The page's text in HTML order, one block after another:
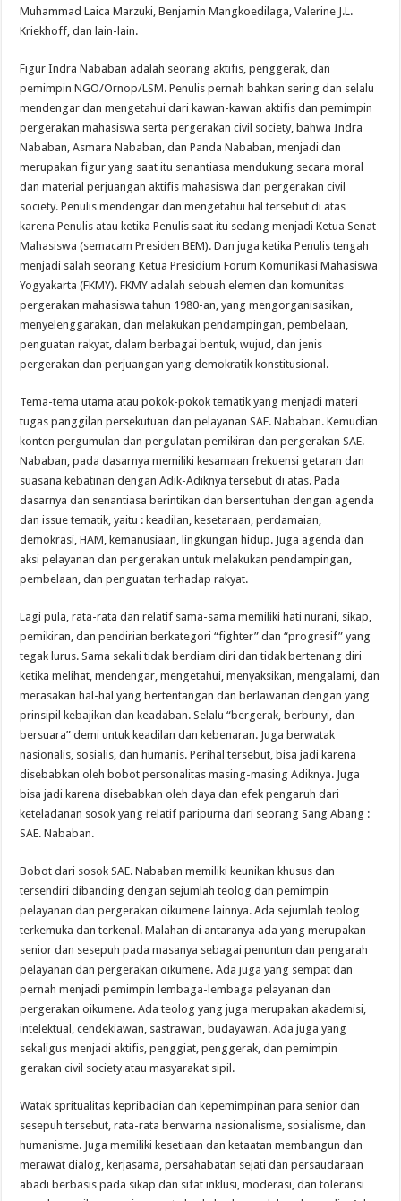
Muhammad Laica Marzuki, Benjamin Mangkoedilaga, Valerine J.L.
Kriekhoff, dan lain-lain.
Figur Indra Nababan adalah seorang aktifis, penggerak, dan
pemimpin NGO/Ornop/LSM. Penulis pernah bahkan sering dan selalu
mendengar dan mengetahui dari kawan-kawan aktifis dan pemimpin
pergerakan mahasiswa serta pergerakan civil society, bahwa Indra
Nababan, Asmara Nababan, dan Panda Nababan, menjadi dan
merupakan figur yang saat itu senantiasa mendukung secara moral
dan material perjuangan aktifis mahasiswa dan pergerakan civil
society. Penulis mendengar dan mengetahui hal tersebut di atas
karena Penulis atau ketika Penulis saat itu sedang menjadi Ketua Senat
Mahasiswa (semacam Presiden BEM). Dan juga ketika Penulis tengah
menjadi salah seorang Ketua Presidium Forum Komunikasi Mahasiswa
Yogyakarta (FKMY). FKMY adalah sebuah elemen dan komunitas
pergerakan mahasiswa tahun 1980-an, yang mengorganisasikan,
menyelenggarakan, dan melakukan pendampingan, pembelaan,
penguatan rakyat, dalam berbagai bentuk, wujud, dan jenis
pergerakan dan perjuangan yang demokratik konstitusional.
Tema-tema utama atau pokok-pokok tematik yang menjadi materi
tugas panggilan persekutuan dan pelayanan SAE. Nababan. Kemudian
konten pergumulan dan pergulatan pemikiran dan pergerakan SAE.
Nababan, pada dasarnya memiliki kesamaan frekuensi getaran dan
suasana kebatinan dengan Adik-Adiknya tersebut di atas. Pada
dasarnya dan senantiasa berintikan dan bersentuhan dengan agenda
dan issue tematik, yaitu : keadilan, kesetaraan, perdamaian,
demokrasi, HAM, kemanusiaan, lingkungan hidup. Juga agenda dan
aksi pelayanan dan pergerakan untuk melakukan pendampingan,
pembelaan, dan penguatan terhadap rakyat.
Lagi pula, rata-rata dan relatif sama-sama memiliki hati nurani, sikap,
pemikiran, dan pendirian berkategori “fighter” dan “progresif” yang
tegak lurus. Sama sekali tidak berdiam diri dan tidak bertenang diri
ketika melihat, mendengar, mengetahui, menyaksikan, mengalami, dan
merasakan hal-hal yang bertentangan dan berlawanan dengan yang
prinsipil kebajikan dan keadaban. Selalu “bergerak, berbunyi, dan
bersuara” demi untuk keadilan dan kebenaran. Juga berwatak
nasionalis, sosialis, dan humanis. Perihal tersebut, bisa jadi karena
disebabkan oleh bobot personalitas masing-masing Adiknya. Juga
bisa jadi karena disebabkan oleh daya dan efek pengaruh dari
keteladanan sosok yang relatif paripurna dari seorang Sang Abang :
SAE. Nababan.
Bobot dari sosok SAE. Nababan memiliki keunikan khusus dan
tersendiri dibanding dengan sejumlah teolog dan pemimpin
pelayanan dan pergerakan oikumene lainnya. Ada sejumlah teolog
terkemuka dan terkenal. Malahan di antaranya ada yang merupakan
senior dan sesepuh pada masanya sebagai penuntun dan pengarah
pelayanan dan pergerakan oikumene. Ada juga yang sempat dan
pernah menjadi pemimpin lembaga-lembaga pelayanan dan
pergerakan oikumene. Ada teolog yang juga merupakan akademisi,
intelektual, cendekiawan, sastrawan, budayawan. Ada juga yang
sekaligus menjadi aktifis, penggiat, penggerak, dan pemimpin
gerakan civil society atau masyarakat sipil.
Watak spritualitas kepribadian dan kepemimpinan para senior dan
sesepuh tersebut, rata-rata berwarna nasionalisme, sosialisme, dan
humanisme. Juga memiliki kesetiaan dan ketaatan membangun dan
merawat dialog, kerjasama, persahabatan sejati dan persaudaraan
abadi berbasis pada sikap dan sifat inklusi, moderasi, dan toleransi